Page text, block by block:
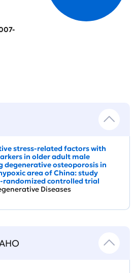
stress-related factors with
in older adult male
degenerative osteoporosis in
area of China: study
randomized controlled trial
Diseases